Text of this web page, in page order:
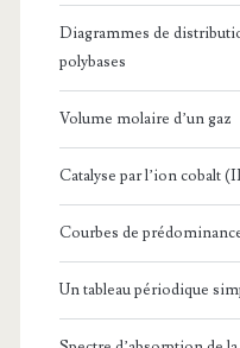
Diagrammes de
polybases
Volume molaire d’un gaz
Catalyse par l’ion cobalt
Courbes de
Un tableau périodique